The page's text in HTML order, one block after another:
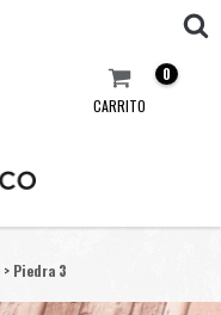
CARRITO
0
> Piedra 3